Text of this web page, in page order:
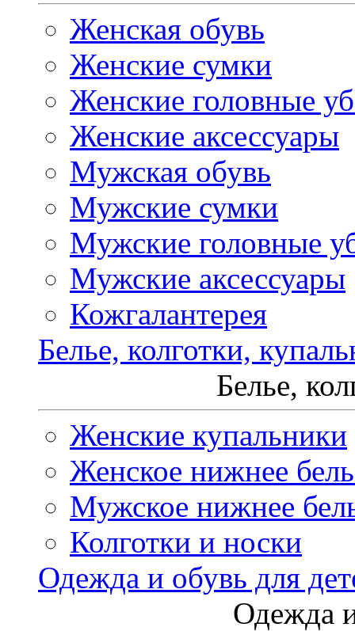
Женская обувь
Женские сумки
Женские головные
Женские аксессуары
Мужская обувь
Мужские сумки
Мужские головные
Мужские аксессуары
Кожгалантерея
Белье, колготки,
Белье,
Женские купальники
Женское нижнее
Мужское нижнее
Колготки и носки
Одежда и обувь для
Одежда